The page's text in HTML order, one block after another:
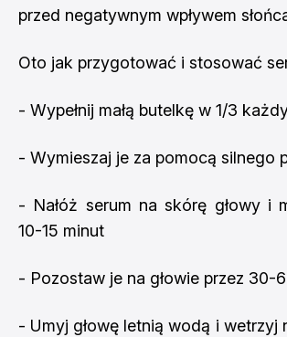
przed negatywnym wpływem
Oto jak przygotować i stosować
- Wypełnij małą butelkę w 1/3
- Wymieszaj je za pomocą silnego
- Nałóż serum na skórę głowy i
10-15 minut
- Pozostaw je na głowie przez 30-
- Umyj głowę letnią wodą i wetrzyj